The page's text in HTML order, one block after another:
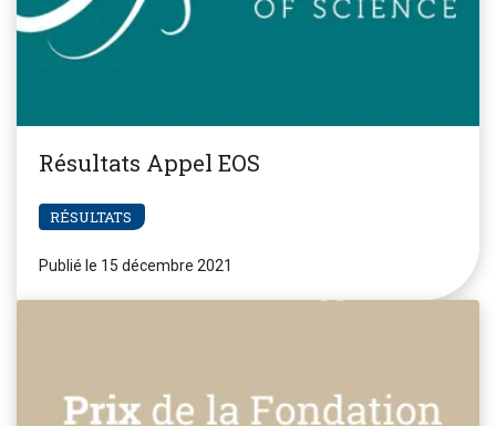
Résultats Appel EOS
RÉSULTATS
Publié le 15 décembre 2021